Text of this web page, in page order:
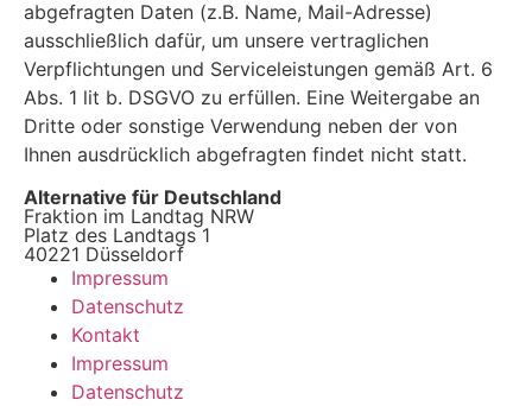
abgefragten Daten (z.B. Name, Mail-Adresse)
ausschließlich dafür, um unsere vertraglichen
Verpflichtungen und Serviceleistungen gemäß Art. 6
Abs. 1 lit b. DSGVO zu erfüllen. Eine Weitergabe an
Dritte oder sonstige Verwendung neben der von
Ihnen ausdrücklich abgefragten findet nicht statt.
Alternative für Deutschland
Fraktion im Landtag NRW
Platz des Landtags 1
40221 Düsseldorf
Impressum
Datenschutz
Kontakt
Impressum
Datenschutz